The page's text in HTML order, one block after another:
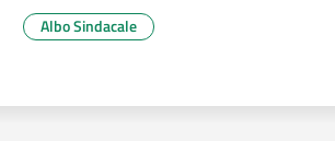
Albo Sindacale